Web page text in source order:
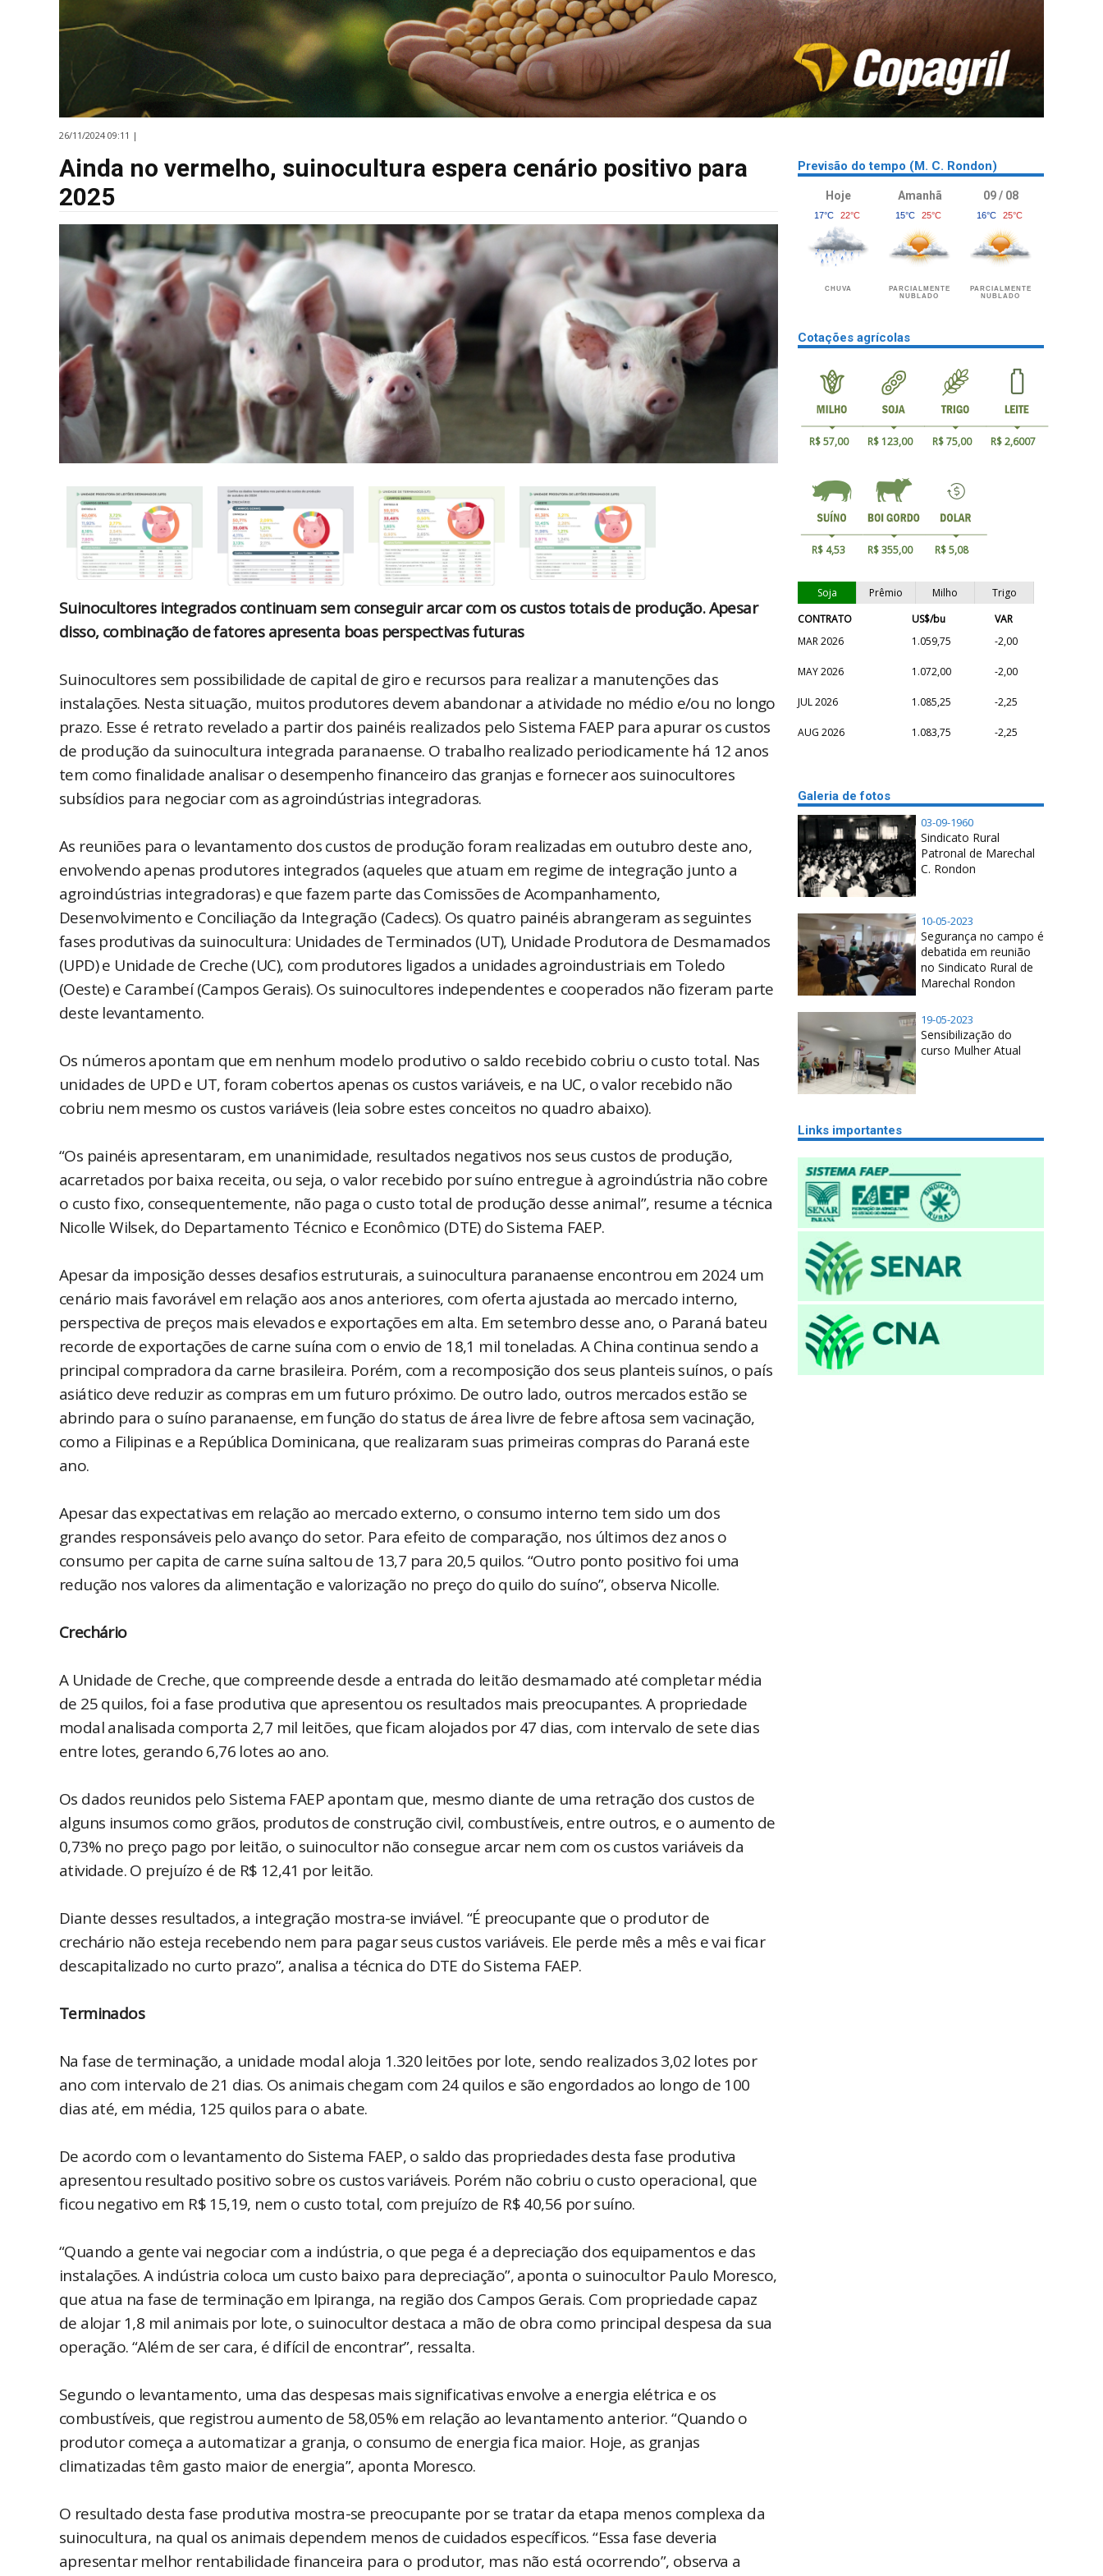
26/11/2024 09:11 |
Ainda no vermelho, suinocultura espera cenário positivo para
2025
Suinocultores integrados continuam sem conseguir arcar com os custos totais de produção. Apesar
disso, combinação de fatores apresenta boas perspectivas futuras
Suinocultores sem possibilidade de capital de giro e recursos para realizar a manutenções das
instalações. Nesta situação, muitos produtores devem abandonar a atividade no médio e/ou no longo
prazo. Esse é retrato revelado a partir dos painéis realizados pelo Sistema FAEP para apurar os custos
de produção da suinocultura integrada paranaense. O trabalho realizado periodicamente há 12 anos
tem como finalidade analisar o desempenho financeiro das granjas e fornecer aos suinocultores
subsídios para negociar com as agroindústrias integradoras.
As reuniões para o levantamento dos custos de produção foram realizadas em outubro deste ano,
envolvendo apenas produtores integrados (aqueles que atuam em regime de integração junto a
agroindústrias integradoras) e que fazem parte das Comissões de Acompanhamento,
Desenvolvimento e Conciliação da Integração (Cadecs). Os quatro painéis abrangeram as seguintes
fases produtivas da suinocultura: Unidades de Terminados (UT), Unidade Produtora de Desmamados
(UPD) e Unidade de Creche (UC), com produtores ligados a unidades agroindustriais em Toledo
(Oeste) e Carambeí (Campos Gerais). Os suinocultores independentes e cooperados não fizeram parte
deste levantamento.
Os números apontam que em nenhum modelo produtivo o saldo recebido cobriu o custo total. Nas
unidades de UPD e UT, foram cobertos apenas os custos variáveis, e na UC, o valor recebido não
cobriu nem mesmo os custos variáveis (leia sobre estes conceitos no quadro abaixo).
“Os painéis apresentaram, em unanimidade, resultados negativos nos seus custos de produção,
acarretados por baixa receita, ou seja, o valor recebido por suíno entregue à agroindústria não cobre
o custo fixo, consequentemente, não paga o custo total de produção desse animal”, resume a técnica
Nicolle Wilsek, do Departamento Técnico e Econômico (DTE) do Sistema FAEP.
Apesar da imposição desses desafios estruturais, a suinocultura paranaense encontrou em 2024 um
cenário mais favorável em relação aos anos anteriores, com oferta ajustada ao mercado interno,
perspectiva de preços mais elevados e exportações em alta. Em setembro desse ano, o Paraná bateu
recorde de exportações de carne suína com o envio de 18,1 mil toneladas. A China continua sendo a
principal compradora da carne brasileira. Porém, com a recomposição dos seus planteis suínos, o país
asiático deve reduzir as compras em um futuro próximo. De outro lado, outros mercados estão se
abrindo para o suíno paranaense, em função do status de área livre de febre aftosa sem vacinação,
como a Filipinas e a República Dominicana, que realizaram suas primeiras compras do Paraná este
ano.
Apesar das expectativas em relação ao mercado externo, o consumo interno tem sido um dos
grandes responsáveis pelo avanço do setor. Para efeito de comparação, nos últimos dez anos o
consumo per capita de carne suína saltou de 13,7 para 20,5 quilos. “Outro ponto positivo foi uma
redução nos valores da alimentação e valorização no preço do quilo do suíno”, observa Nicolle.
Crechário
A Unidade de Creche, que compreende desde a entrada do leitão desmamado até completar média
de 25 quilos, foi a fase produtiva que apresentou os resultados mais preocupantes. A propriedade
modal analisada comporta 2,7 mil leitões, que ficam alojados por 47 dias, com intervalo de sete dias
entre lotes, gerando 6,76 lotes ao ano.
Os dados reunidos pelo Sistema FAEP apontam que, mesmo diante de uma retração dos custos de
alguns insumos como grãos, produtos de construção civil, combustíveis, entre outros, e o aumento de
0,73% no preço pago por leitão, o suinocultor não consegue arcar nem com os custos variáveis da
atividade. O prejuízo é de R$ 12,41 por leitão.
Diante desses resultados, a integração mostra-se inviável. “É preocupante que o produtor de
crechário não esteja recebendo nem para pagar seus custos variáveis. Ele perde mês a mês e vai ficar
descapitalizado no curto prazo”, analisa a técnica do DTE do Sistema FAEP.
Terminados
Na fase de terminação, a unidade modal aloja 1.320 leitões por lote, sendo realizados 3,02 lotes por
ano com intervalo de 21 dias. Os animais chegam com 24 quilos e são engordados ao longo de 100
dias até, em média, 125 quilos para o abate.
De acordo com o levantamento do Sistema FAEP, o saldo das propriedades desta fase produtiva
apresentou resultado positivo sobre os custos variáveis. Porém não cobriu o custo operacional, que
ficou negativo em R$ 15,19, nem o custo total, com prejuízo de R$ 40,56 por suíno.
“Quando a gente vai negociar com a indústria, o que pega é a depreciação dos equipamentos e das
instalações. A indústria coloca um custo baixo para depreciação”, aponta o suinocultor Paulo Moresco,
que atua na fase de terminação em Ipiranga, na região dos Campos Gerais. Com propriedade capaz
de alojar 1,8 mil animais por lote, o suinocultor destaca a mão de obra como principal despesa da sua
operação. “Além de ser cara, é difícil de encontrar”, ressalta.
Segundo o levantamento, uma das despesas mais significativas envolve a energia elétrica e os
combustíveis, que registrou aumento de 58,05% em relação ao levantamento anterior. “Quando o
produtor começa a automatizar a granja, o consumo de energia fica maior. Hoje, as granjas
climatizadas têm gasto maior de energia”, aponta Moresco.
O resultado desta fase produtiva mostra-se preocupante por se tratar da etapa menos complexa da
suinocultura, na qual os animais dependem menos de cuidados específicos. “Essa fase deveria
apresentar melhor rentabilidade financeira para o produtor, mas não está ocorrendo”, observa a
Previsão do tempo (M. C. Rondon)
Hoje
17°C 22°C
CHUVA
Amanhã
15°C 25°C
PARCIALMENTE
NUBLADO
09 / 08
16°C 25°C
PARCIALMENTE
NUBLADO
Cotações agrícolas
R$ 57,00 R$ 123,00 R$ 75,00 R$ 2,6007
R$ 4,53 R$ 355,00 R$ 5,08
Soja Prêmio Milho
Trigo
CONTRATO
US$/bu
VAR
MAR 2026
1.059,75 -2,00
MAY 2026 1.072,00 -2,00
JUL 2026 1.085,25 -2,25
AUG 2026 1.083,75 -2,25
Galeria de fotos
03-09-1960
Sindicato Rural
Patronal de Marechal
C. Rondon
10-05-2023
Segurança no campo é
debatida em reunião
no Sindicato Rural de
Marechal Rondon
19-05-2023
Sensibilização do
curso Mulher Atual
Links importantes